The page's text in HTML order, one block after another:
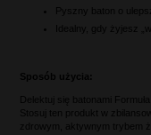
Pyszny baton o
Idealny, gdy żyjesz „w
Sposób użycia:
Delektuj się batonami
Stosuj ten produkt w
zdrowym, aktywnym trybem